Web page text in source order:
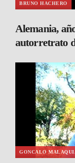
BRUNO HACHERO
Alemania,
autorretrato
GONCALO